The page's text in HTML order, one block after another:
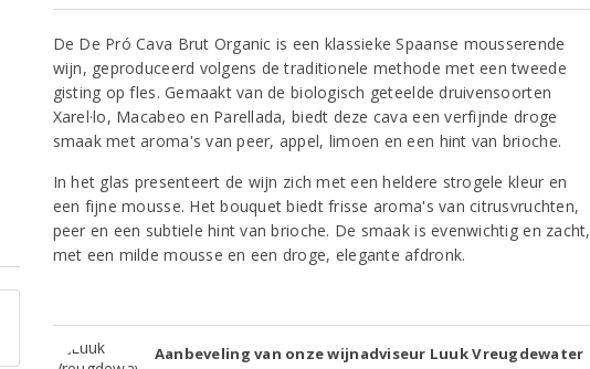
De De Pró Cava Brut Organic is een klassieke Spaanse mousserende
wijn, geproduceerd volgens de traditionele methode met een tweede
gisting op fles. Gemaakt van de biologisch geteelde druivensoorten
Xarel·lo, Macabeo en Parellada, biedt deze cava een verfijnde droge
smaak met aroma's van peer, appel, limoen en een hint van brioche.
In het glas presenteert de wijn zich met een heldere strogele kleur en
een fijne mousse. Het bouquet biedt frisse aroma's van citrusvruchten,
peer en een subtiele hint van brioche. De smaak is evenwichtig en zacht,
met een milde mousse en een droge, elegante afdronk.
Aanbeveling van onze wijnadviseur Luuk Vreugdewater